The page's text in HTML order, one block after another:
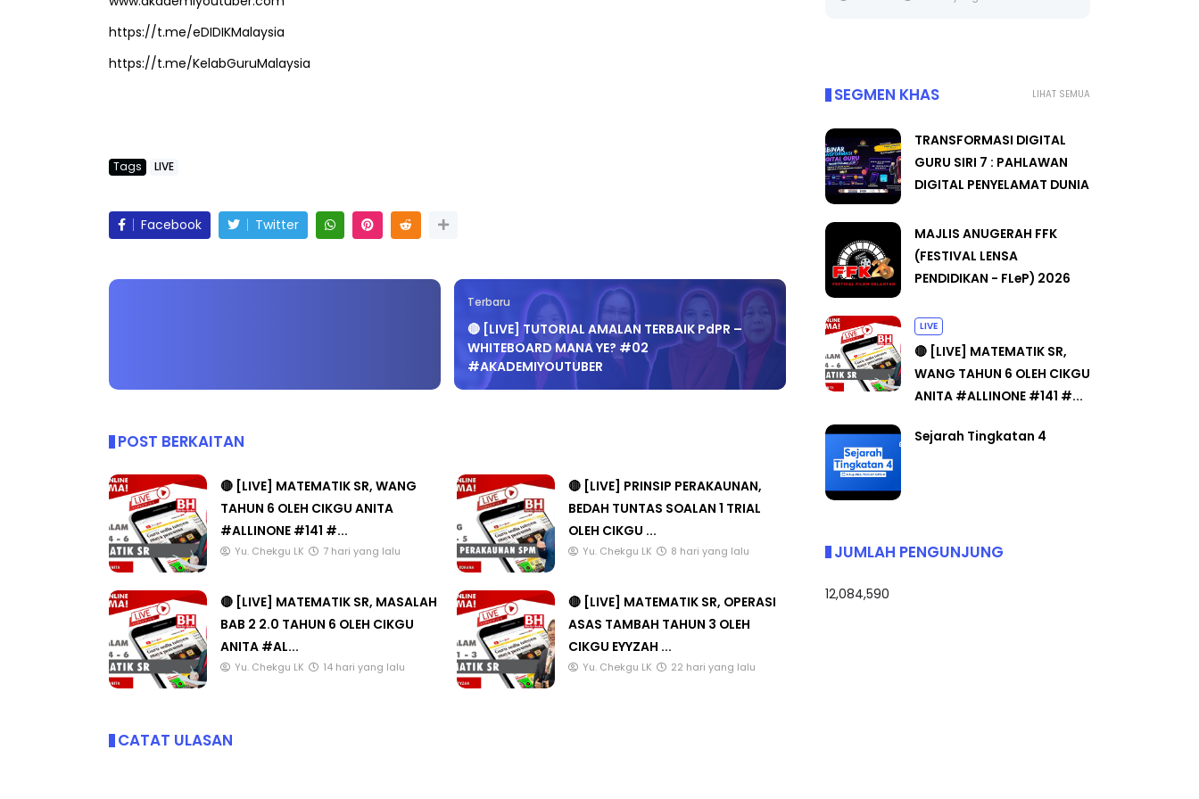
https://t.me/eDIDIKMalaysia
https://t.me/KelabGuruMalaysia
Tags LIVE
Facebook Twitter
Terbaru
🔴 [LIVE] TUTORIAL AMALAN TERBAIK PdPR –
WHITEBOARD MANA YE? #02
#AKADEMIYOUTUBER
POST BERKAITAN
🔴 [LIVE] MATEMATIK SR, WANG
TAHUN 6 OLEH CIKGU ANITA
#ALLINONE #141 #...
Yu. Chekgu LK 7 hari yang lalu
🔴 [LIVE] PRINSIP PERAKAUNAN,
BEDAH TUNTAS SOALAN 1 TRIAL
OLEH CIKGU ...
Yu. Chekgu LK 8 hari yang lalu
🔴 [LIVE] MATEMATIK SR, MASALAH
BAB 2 2.0 TAHUN 6 OLEH CIKGU
ANITA #AL...
Yu. Chekgu LK 14 hari yang lalu
🔴 [LIVE] MATEMATIK SR, OPERASI
ASAS TAMBAH TAHUN 3 OLEH
CIKGU EYYZAH ...
Yu. Chekgu LK 22 hari yang lalu
CATAT ULASAN
LIHAT SEMUA
SEGMEN KHAS
TRANSFORMASI DIGITAL
GURU SIRI 7 : PAHLAWAN
DIGITAL PENYELAMAT DUNIA
MAJLIS ANUGERAH FFK
(FESTIVAL LENSA
PENDIDIKAN - FLeP) 2026
LIVE
🔴 [LIVE] MATEMATIK SR,
WANG TAHUN 6 OLEH CIKGU
ANITA #ALLINONE #141 #...
Sejarah Tingkatan 4
JUMLAH PENGUNJUNG
12,084,590